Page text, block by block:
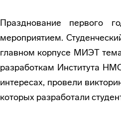
Празднование первого
мероприятием.
главном корпусе МИЭТ
разработкам Института
интересах, провели
которых разработали